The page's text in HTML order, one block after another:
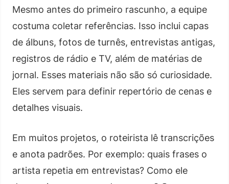
Mesmo antes do primeiro rascunho, a equipe
costuma coletar referências. Isso inclui capas
de álbuns, fotos de turnês, entrevistas antigas,
registros de rádio e TV, além de matérias de
jornal. Esses materiais não são só curiosidade.
Eles servem para definir repertório de cenas e
detalhes visuais.
Em muitos projetos, o roteirista lê transcrições
e anota padrões. Por exemplo: quais frases o
artista repetia em entrevistas? Como ele